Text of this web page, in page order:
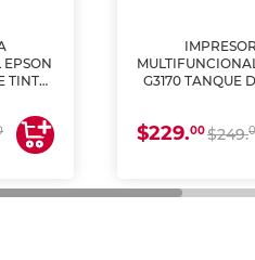
TINTA
G3170 TANQUE
$229.00$249.